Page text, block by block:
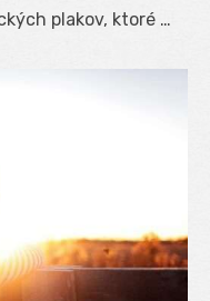
plakov, ktoré …